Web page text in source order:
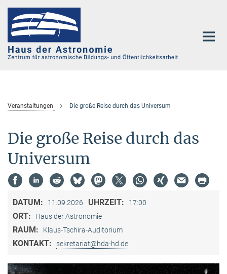
Hauptinhalt
Veranstaltungen Die große Reise durch das Universum
Die große Reise durch das
Universum
DATUM: 11.09.2026 UHRZEIT: 17:00
ORT: Haus der Astronomie
RAUM: Klaus-Tschira-Auditorium
KONTAKT: sekretariat@hda-hd.de